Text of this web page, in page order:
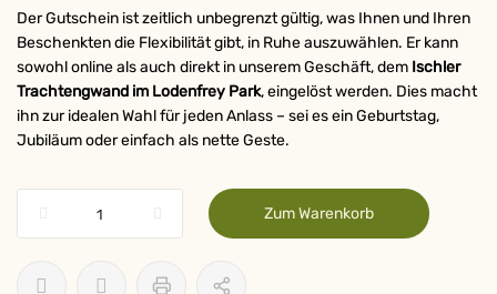
Der Gutschein ist zeitlich unbegrenzt gültig, was Ihnen und Ihren
Beschenkten die Flexibilität gibt, in Ruhe auszuwählen. Er kann
sowohl online als auch direkt in unserem Geschäft, dem Ischler
Trachtengwand im Lodenfrey Park, eingelöst werden. Dies macht
ihn zur idealen Wahl für jeden Anlass – sei es ein Geburtstag,
Jubiläum oder einfach als nette Geste.
Zum Warenkorb